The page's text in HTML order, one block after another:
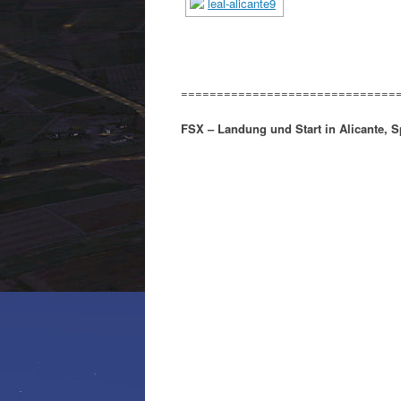
FSX – Landung und Start in Alicante,